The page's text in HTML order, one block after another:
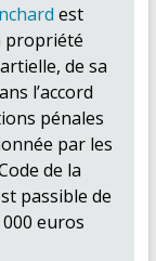
est
propriété
de sa
l’accord
pénales
par les
de la
passible de
euros